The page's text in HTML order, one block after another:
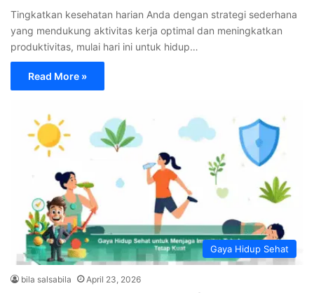
Tingkatkan kesehatan harian Anda dengan strategi sederhana
yang mendukung aktivitas kerja optimal dan meningkatkan
produktivitas, mulai hari ini untuk hidup…
Read More »
Gaya Hidup Sehat
bila salsabila April 23, 2026